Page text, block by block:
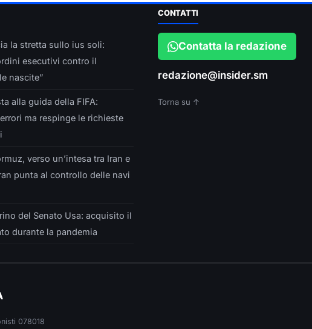
la stretta sullo ius soli:
esecutivi contro il
nascite”
alla guida della FIFA:
ma respinge le richieste
verso un’intesa tra Iran e
punta al controllo delle navi
del Senato Usa: acquisito il
durante la pandemia
CONTATTI
Contatta la redazione
redazione@insider.sm
Torna su ↑
078018